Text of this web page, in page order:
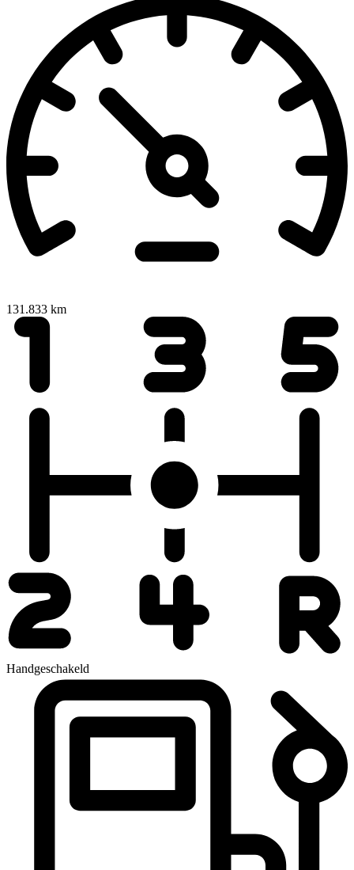
131.833 km
Handgeschakeld